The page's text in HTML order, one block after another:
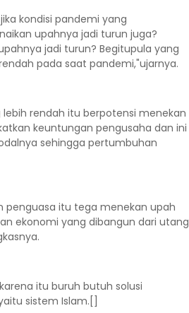
kondisi pandemi yang
upahnya jadi turun juga?
jadi turun? Begitupula yang
pada saat pandemi,"ujarnya.
rendah itu berpotensi menekan
keuntungan pengusaha dan ini
sehingga pertumbuhan
penguasa itu tega menekan upah
ekonomi yang dibangun dari utang
itu buruh butuh solusi
sistem Islam.[]